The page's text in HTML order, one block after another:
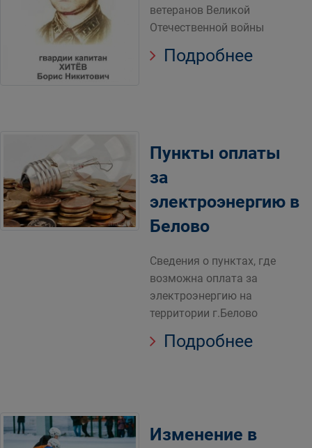
ветеранов Великой
Отечественной войны
Подробнее
Пункты оплаты
за
электроэнергию в
Белово
Сведения о пунктах, где
возможна оплата за
электроэнергию на
территории г.Белово
Подробнее
Изменение в